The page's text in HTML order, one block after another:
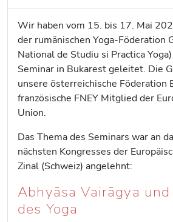
Wir haben vom 15. bis 17. Mai
der rumänischen Yoga-Föderation
National de Studiu si Practica
Seminar in Bukarest geleitet. Die
unsere österreichische Föderation
französische FNEY Mitglied der
Union.
Das Thema des Seminars war an
nächsten Kongresses der
Zinal (Schweiz) angelehnt:
Abhyāsa Vairāgya
des Yoga